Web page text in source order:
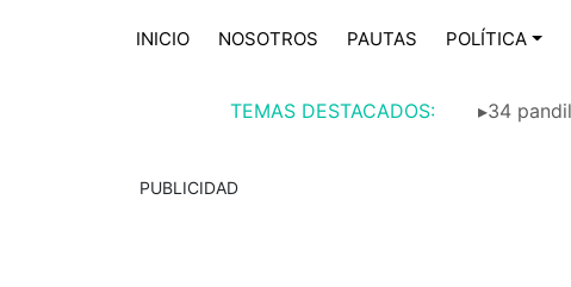
INICIO NOSOTROS PAUTAS POLÍTICA
TEMAS DESTACADOS: ▸34
PUBLICIDAD